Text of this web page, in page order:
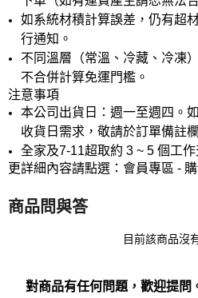
如系統材積計算誤差，仍有超
行通知。
不同溫層（常溫、冷藏、冷凍
不合併計算免運門檻。
注意事項
本公司出貨日：週一至週四。
收貨日需求，敬請於訂單備註
全家及7-11超取約 3 ~ 5 個工
更詳細內容請點選：會員專區 -
商品問與答
目前該商品沒
對商品有任何問題，歡迎提問